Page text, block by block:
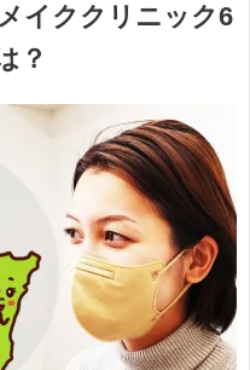
イククリニック6
？